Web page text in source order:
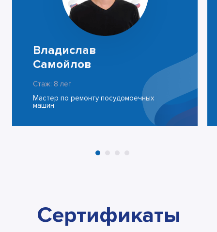
Владислав
Самойлов
Стаж: 8 лет
Мастер по ремонту посудомоечных
машин
Сертификаты